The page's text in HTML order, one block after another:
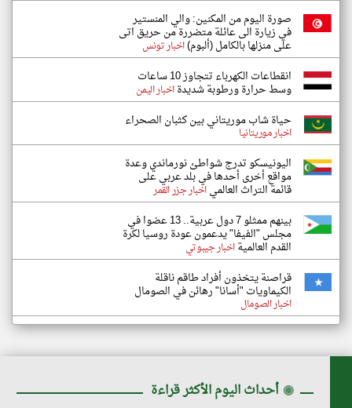
صورة اليوم من المكنين: والي المنستير
في زيارة الى عائلة متضررة من حريق اتى
على منزلها بالكامل (ألبوم)اخبار تونس
انقطاعات الكهرباء تتجاوز 10 ساعات
وسط حرارة ورطوبة شديدةاخبار اليمن
حياة شاب موريتاني بين كثبان الصحراء
اخبار موريتانيا
اليونيسكو تدرج شواطئ نورماندي وعدة
مواقع أخرى أحدها في بلد عربي على
قائمة التراث العالمياخبار جزر القمر
بينهم ممثلو 7 دول عربية.. 13 عضوا في
مجلس "الفيفا" يدعمون عودة روسيا لكرة
القدم العالميةاخبار جيبوتي
قراصنة يتخذون أفراد طاقم ناقلة
الكيماويات "أسانا" رهائن في الصومال
اخبار الصومال
◉ أحداث اليوم الأكثر قراءة